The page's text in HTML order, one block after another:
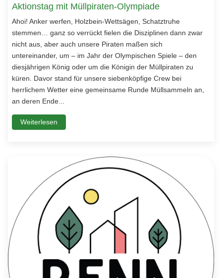
Aktionstag mit Müllpiraten-Olympiade
Ahoi! Anker werfen, Holzbein-Wettsägen, Schatztruhe
stemmen… ganz so verrückt fielen die Disziplinen dann zwar
nicht aus, aber auch unsere Piraten maßen sich
untereinander, um – im Jahr der Olympischen Spiele – den
diesjährigen König oder um die Königin der Müllpiraten zu
küren. Davor stand für unsere siebenköpfige Crew bei
herrlichem Wetter eine gemeinsame Runde Müllsammeln an,
an deren Ende...
Weiterlesen